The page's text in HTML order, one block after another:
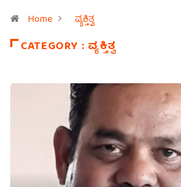
Home ವ್ಯಕ್ತಿತ್ವ
CATEGORY : ವ್ಯಕ್ತಿತ್ವ